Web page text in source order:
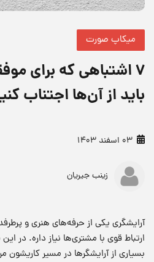
میکاپ صورت
۷ اشتباهی که برای
باید از آن‌ها اجتناب
زینب جیریان
آرایشگری یکی از حرفه‌های هنری و
بسیاری از آرایشگرها در مسیر